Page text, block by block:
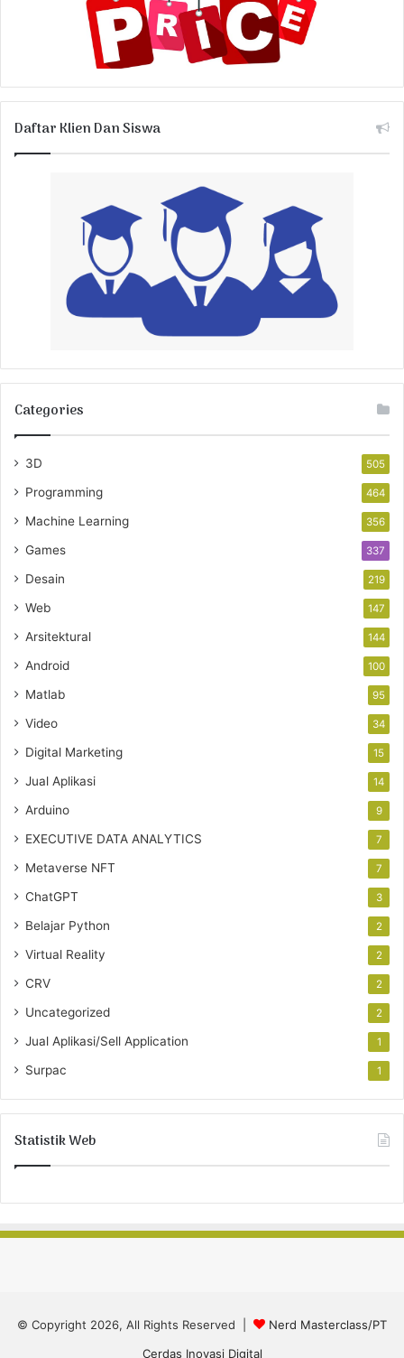
Daftar Klien Dan Siswa
Categories
3D 505
Programming 464
Machine Learning 356
Games 337
Desain 219
Web 147
Arsitektural 144
Android 100
Matlab 95
Video 34
Digital Marketing 15
Jual Aplikasi 14
Arduino 9
EXECUTIVE DATA ANALYTICS 7
Metaverse NFT 7
ChatGPT 3
Belajar Python 2
Virtual Reality 2
CRV 2
Uncategorized 2
Jual Aplikasi/Sell Application 1
Surpac 1
Statistik Web
© Copyright 2026, All Rights Reserved |
Nerd Masterclass/PT
Cerdas Inovasi Digital